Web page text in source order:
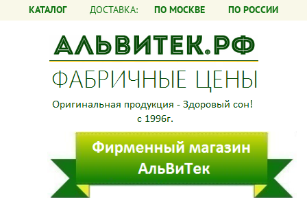
КАТАЛОГ ДОСТАВКА: ПО МОСКВЕ ПО РОССИИ